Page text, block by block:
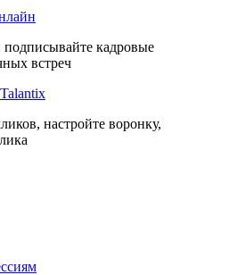
подписывайте кадровые
встреч
настройте воронку,